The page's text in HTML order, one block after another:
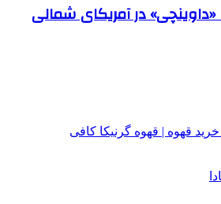
در آمریکای شمالی
قهوه | قهوه گرنیکا کافی